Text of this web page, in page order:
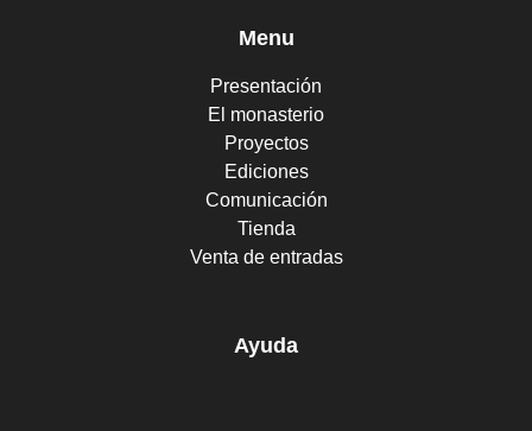
Menu
Presentación
El monasterio
Proyectos
Ediciones
Comunicación
Tienda
Venta de entradas
Ayuda